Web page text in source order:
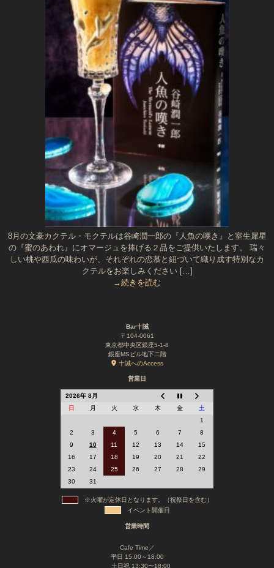
8月の文豪カクテル・モクテルは谷崎潤一郎の『人魚の嘆き』と室生犀星
の『蜜のあわれ』にオマージュを捧げる２品をご提供いたします。 瑞々
しい桃や西瓜の味わいが、それぞれの恋慕と紐づいて織り成す特別なカ
クテルをお楽しみください […]
→続きを読む
Bar十誡
〒104-0061
東京都中央区銀座5-1-8
銀座MSビル地下二階
十誡へのAccess
営業日
2026年 8月
日
月 火 水 木 金
土
1
2
3 4 5 6 7
8
9
10 11 12 13 14
15
16
17 18 19 20 21
22
23
24 25 26 27 28
29
30
31
※火曜が定休日となります。（祝祭日を含む）
イベント開催日
営業時間
Cafe Time／
平日 15:00～18:00
土日祝 13:30〜18:00